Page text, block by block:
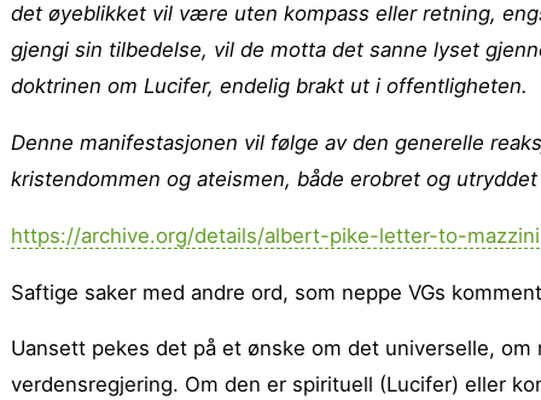
det øyeblikket vil være uten kompass eller retning,
gjengi sin tilbedelse, vil de motta det sanne lyset
doktrinen om Lucifer, endelig brakt ut i offentligheten.
Denne manifestasjonen vil følge av den generelle
kristendommen og ateismen, både erobret og
https://archive.org/details/albert-pike-letter-to-mazzini
Saftige saker med andre ord, som neppe VGs
Uansett pekes det på et ønske om det universelle,
verdensregjering. Om den er spirituell (Lucifer) eller